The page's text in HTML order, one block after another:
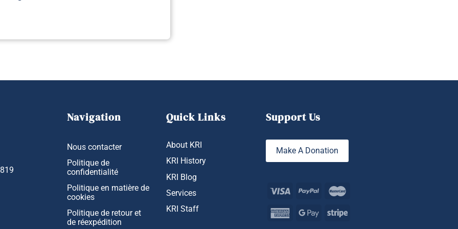
Navigation
Nous contacter
Politique de
confidentialité
Politique en matière de
cookies
Politique de retour et
de réexpédition
Quick Links
About KRI
KRI History
KRI Blog
Services
KRI Staff
Support Us
Make A Donation